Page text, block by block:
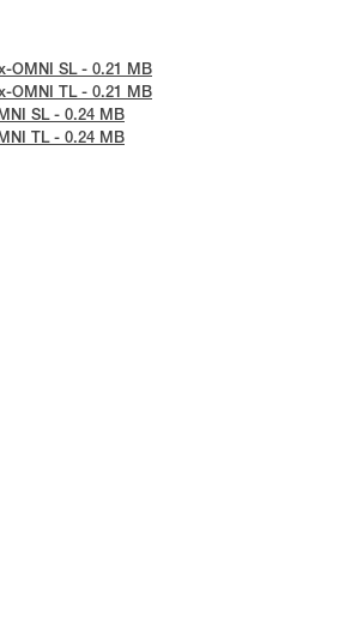
OMNI SL - 0.21 MB
OMNI TL - 0.21 MB
SL - 0.24 MB
TL - 0.24 MB